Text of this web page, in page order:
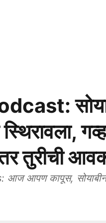
तर तुरीची
आपण कापूस, सोयाबीन,